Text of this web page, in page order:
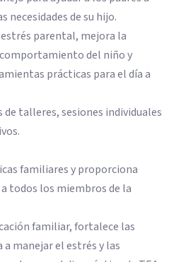
necesidades de su hijo.
estrés parental, mejora la
del niño y
prácticas para el día a
de talleres, sesiones individuales
familiares y proporciona
todos los miembros de la
familiar, fortalece las
a manejar el estrés y las